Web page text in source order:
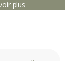
plus